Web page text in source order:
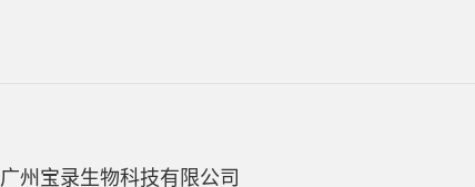
广州宝录生物科技有限公司